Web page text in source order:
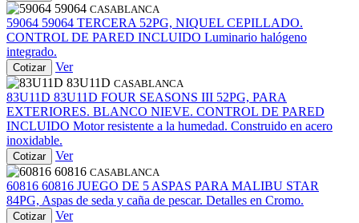
59064 CASABLANCA
59064 59064 TERCERA 52PG, NIQUEL CEPILLADO.
CONTROL DE PARED INCLUIDO Luminario halógeno
integrado.
Cotizar
Ver
83U11D CASABLANCA
83U11D 83U11D FOUR SEASONS III 52PG, PARA
EXTERIORES. BLANCO NIEVE. CONTROL DE PARED
INCLUIDO Motor resistente a la humedad. Construido en acero
inoxidable.
Cotizar
Ver
60816 CASABLANCA
60816 60816 JUEGO DE 5 ASPAS PARA MALIBU STAR
84PG, Aspas de seda y caña de pescar. Detalles en Cromo.
Cotizar
Ver